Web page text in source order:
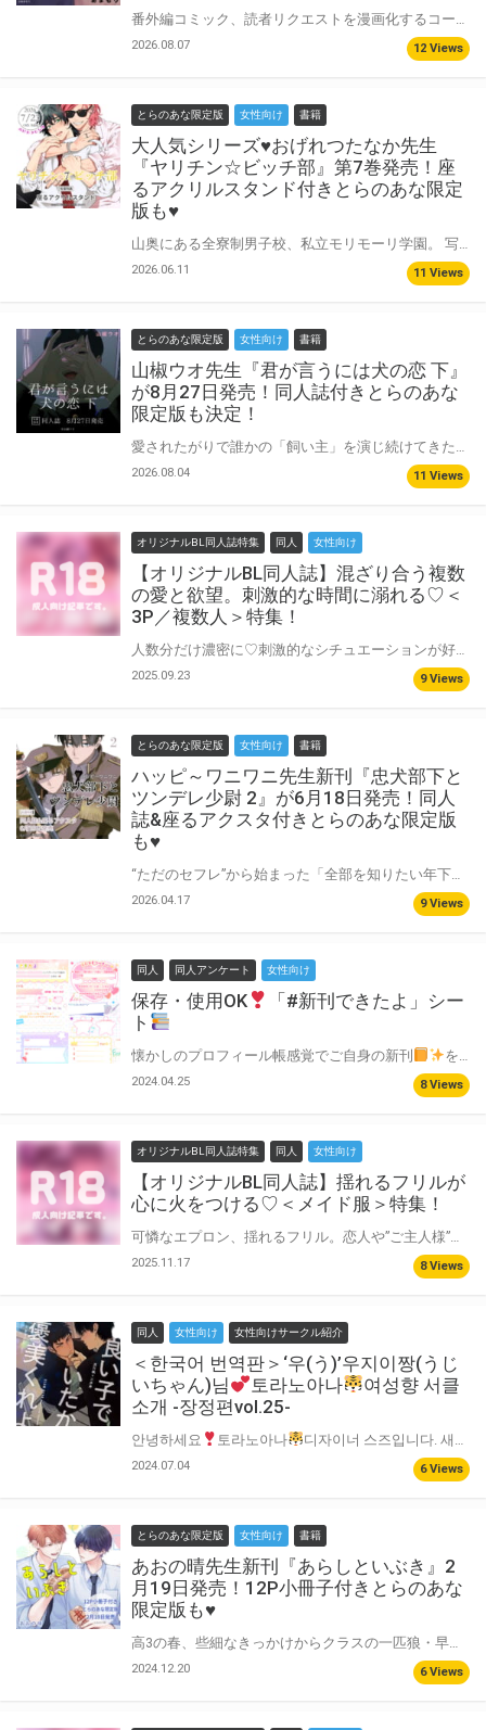
2026.08.07 12 Views
とらのあな限定版 女性向け 書籍
大人気シリーズ♥おげれつたなか先生
『ヤリチン☆ビッチ部』第7巻発売！座
るアクリルスタンド付きとらのあな限定
版も♥
2026.06.11 11 Views
とらのあな限定版 女性向け 書籍
山椒ウオ先生『君が言うには犬の恋 下』
が8月27日発売！同人誌付きとらのあな
限定版も決定！
2026.08.04 11 Views
オリジナルBL同人誌特集 同人 女性向け
【オリジナルBL同人誌】混ざり合う複数
の愛と欲望。刺激的な時間に溺れる♡＜
3P／複数人＞特集！
2025.09.23 9 Views
とらのあな限定版 女性向け 書籍
ハッピ～ワニワニ先生新刊『忠犬部下と
ツンデレ少尉 2』が6月18日発売！同人
誌&座るアクスタ付きとらのあな限定版
も♥
2026.04.17 9 Views
同人 同人アンケート 女性向け
保存・使用OK
「#新刊できたよ」シー
ト
懐かしのプロフィール帳感覚でご自身の新刊 を紹介出来る 『#新刊できたよ』シートを配布中
2024.04.25 8 Views
オリジナルBL同人誌特集 同人 女性向け
【オリジナルBL同人誌】揺れるフリルが
心に火をつける♡＜メイド服＞特集！
2025.11.17 8 Views
同人 女性向け 女性向けサークル紹介
＜한국어 번역판＞‘우(う)’우지이짱(うじ
いちゃん)님
토라노아나
여성향 서클
소개 -장정편vol.25-
안녕하세요 토라노아나 디자이너 스즈입니다. 새롭게 전해드리는“동인지 정장 디자인”에 특화된
2024.07.04 6 Views
とらのあな限定版 女性向け 書籍
あおの晴先生新刊『あらしといぶき』2
月19日発売！12P小冊子付きとらのあな
限定版も♥
2024.12.20 6 Views